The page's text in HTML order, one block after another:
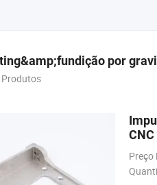
por
Preço